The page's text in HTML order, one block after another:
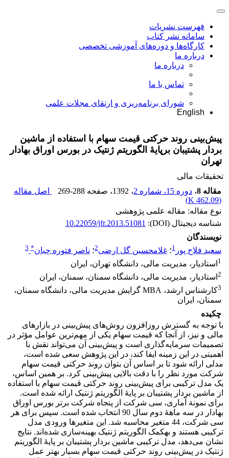
فهرست نشریات
سامانه نشر کتاب
کارگاه‌ها و دوره‌های آموزشی تخصصی
درباره ما
درباره ما
تماس با ما
شورای برنامه‌ریزی و ارتقای مجلات علمی
English
پیش‌بینی روند حرکتی قیمت سهام با استفاده از ماشین
بردار پشتیبان برپایۀ الگوریتم ژنتیک در بورس اوراق بهادار
تهران
تحقیقات مالی
مقاله 8
، دوره 15، شماره 2 ، 1392 ، صفحه 269-288
اصل مقاله
(
462.09 K
)
نوع مقاله: مقاله علمی پژوهشی
شناسه دیجیتال (DOI):
10.22059/jfr.2013.51081
نویسندگان
سعید فلاح پور 1؛ غلامحسین گل ارضی2؛ ناصر فتوره چیان*
3
1 استادیار، مدیریت مالی، دانشگاه تهران، ایران
2 استادیار، مدیریت مالی، دانشگاه سمنان، سمنان، ایران
3
کارشناس ارشد، MBA گرایش مدیریت مالی، دانشگاه سمنان،
سمنان، ایران
چکیده
با توجه به گسترش روز‌افزون روش‌های پیش‌بینی در بازارهای
مالی و نیز، از آنجا که قیمت سهام یکی از مهم‌ترین عوامل مؤثر در
تصمیمات سرمایه‌گذاری است و پیش‌بینی آن می‌تواند نقش با
اهمیتی در این زمینه ایفا کند، در این پژوهش سعی شده است،
مدلی ارائه شود تا بر اساس آن بتوان روند حرکتی قیمت سهام
شرکت مورد نظر را با دقت بالایی پیش‌بینی کرد. بر همین اساس،
یک مدل ترکیبی برای پیش‌بینی روند حرکتی قیمت سهام با استفاده
از ماشین بردار پشتیبان بر پایۀ الگوریتم ژنتیک ارائه شده است.
برای نمونة آماری، سی شرکت از پنجاه شرکت برتر بورس اوراق
بهادار در سه ماهۀ دوم سال 90 انتخاب شده‌ است. سپس برای هر
سی شرکت، 44 متغیر محاسبه شد. این متغیرها ورودی مدل
ترکیبی هستند و به‎کمک الگوریتم ژنتیک بهینه‌سازی ‌شده‌اند. نتایج
نشان می‌دهد، مدل ترکیبی ماشین بردار پشتیبان بر پایۀ الگوریتم
ژنتیک در پیش‌بینی‌ روند حرکتی قیمت سهام بسیار بهتر عمل